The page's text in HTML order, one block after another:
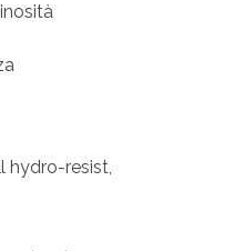
hydro-resist,